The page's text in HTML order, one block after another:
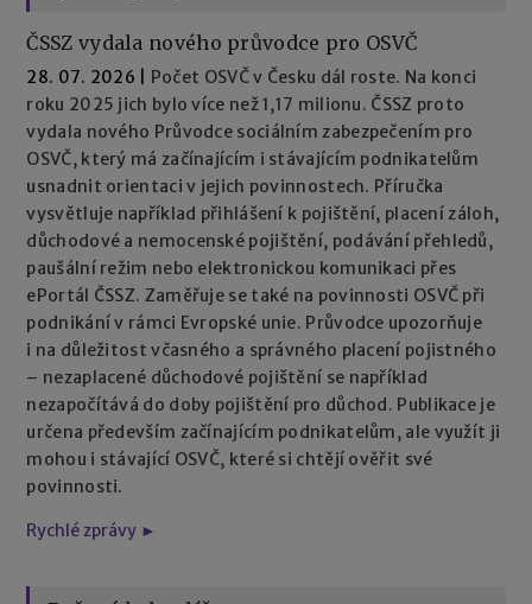
ČSSZ vydala nového průvodce pro OSVČ
28. 07. 2026
Počet OSVČ v Česku dál roste. Na konci
roku 2025 jich bylo více než 1,17 milionu. ČSSZ proto
vydala nového Průvodce sociálním zabezpečením pro
OSVČ, který má začínajícím i stávajícím podnikatelům
usnadnit orientaci v jejich povinnostech. Příručka
vysvětluje například přihlášení k pojištění, placení záloh,
důchodové a nemocenské pojištění, podávání přehledů,
paušální režim nebo elektronickou komunikaci přes
ePortál ČSSZ. Zaměřuje se také na povinnosti OSVČ při
podnikání v rámci Evropské unie. Průvodce upozorňuje
i na důležitost včasného a správného placení pojistného
– nezaplacené důchodové pojištění se například
nezapočítává do doby pojištění pro důchod. Publikace je
určena především začínajícím podnikatelům, ale využít ji
mohou i stávající OSVČ, které si chtějí ověřit své
povinnosti.
Rychlé zprávy ►